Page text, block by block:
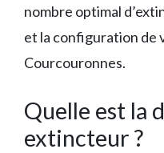
nombre optimal
et la configuration de
Courcouronnes.
Quelle est la
extincteur ?